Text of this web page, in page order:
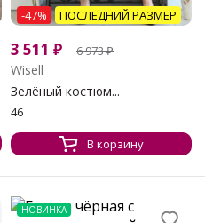
-47% ПОСЛЕДНИЙ РАЗМЕР
3 511 ₽ 6 973₽
Wisell
Зелёный костюм...
46
В корзину
НОВИНКА